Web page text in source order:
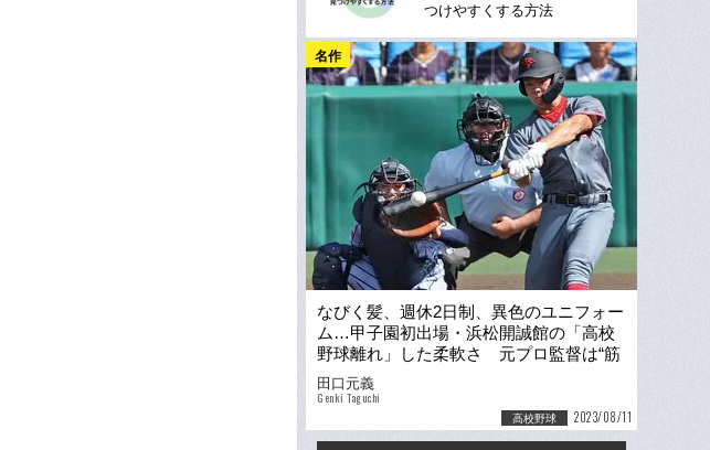
つけやすくする方法
名作
なびく髪、週休2日制、異色のユニフォー
ム…甲子園初出場・浜松開誠館の「高校
野球離れ」した柔軟さ 元プロ監督は“筋
肉＞技術”改革に着手
田口元義
Genki Taguchi
高校野球 2023/08/11